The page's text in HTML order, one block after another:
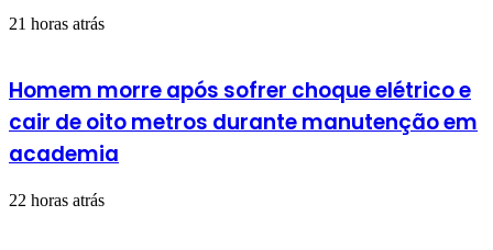
21 horas atrás
Homem morre após sofrer choque elétrico e
cair de oito metros durante manutenção em
academia
22 horas atrás